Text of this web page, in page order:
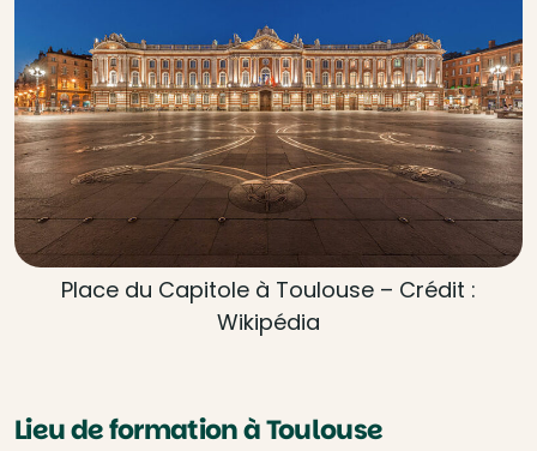
Place du Capitole à Toulouse – Crédit :
Wikipédia
Lieu de formation à Toulouse